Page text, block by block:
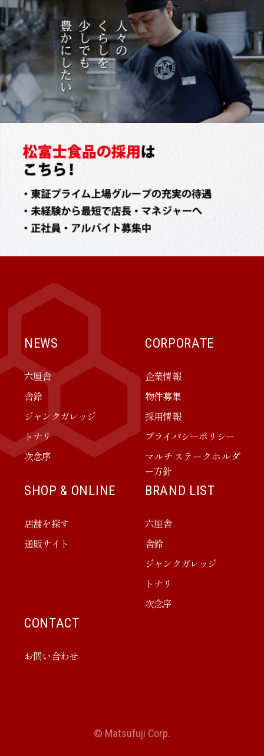
NEWS
六厘舎
舎鈴
ジャンクガレッジ
トナリ
次念序
CORPORATE
企業情報
物件募集
採用情報
プライバシーポリシー
マルチステークホルダ
ー方針
SHOP & ONLINE
店舗を探す
通販サイト
BRAND LIST
六厘舎
舎鈴
ジャンクガレッジ
トナリ
次念序
CONTACT
お問い合わせ
© Matsufuji Corp.